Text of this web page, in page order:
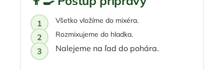
Všetko vložíme do mixéra.
Rozmixujeme do hladka.
Nalejeme na ľad do pohára.